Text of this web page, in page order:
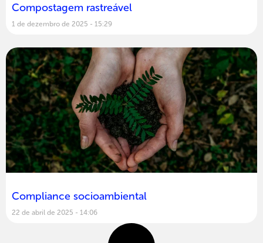
Compostagem rastreável
1 de dezembro de 2025 15:29
Compliance socioambiental
22 de abril de 2025 14:06